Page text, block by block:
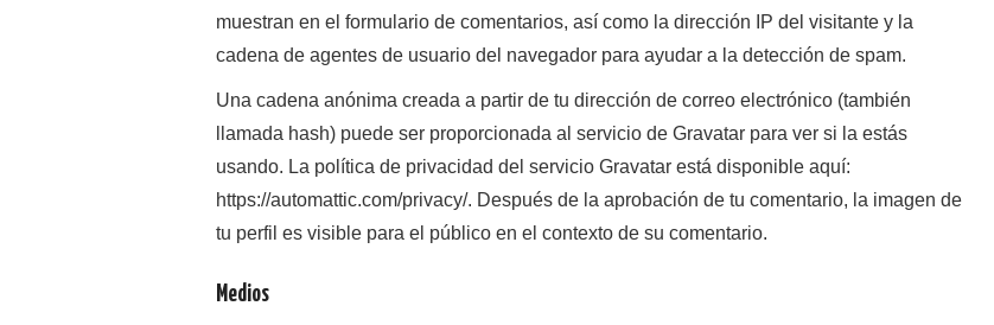
muestran en el formulario de comentarios, así como la dirección IP del visitante y la
cadena de agentes de usuario del navegador para ayudar a la detección de spam.
Una cadena anónima creada a partir de tu dirección de correo electrónico (también
llamada hash) puede ser proporcionada al servicio de Gravatar para ver si la estás
usando. La política de privacidad del servicio Gravatar está disponible aquí:
https://automattic.com/privacy/. Después de la aprobación de tu comentario, la imagen de
tu perfil es visible para el público en el contexto de su comentario.
Medios